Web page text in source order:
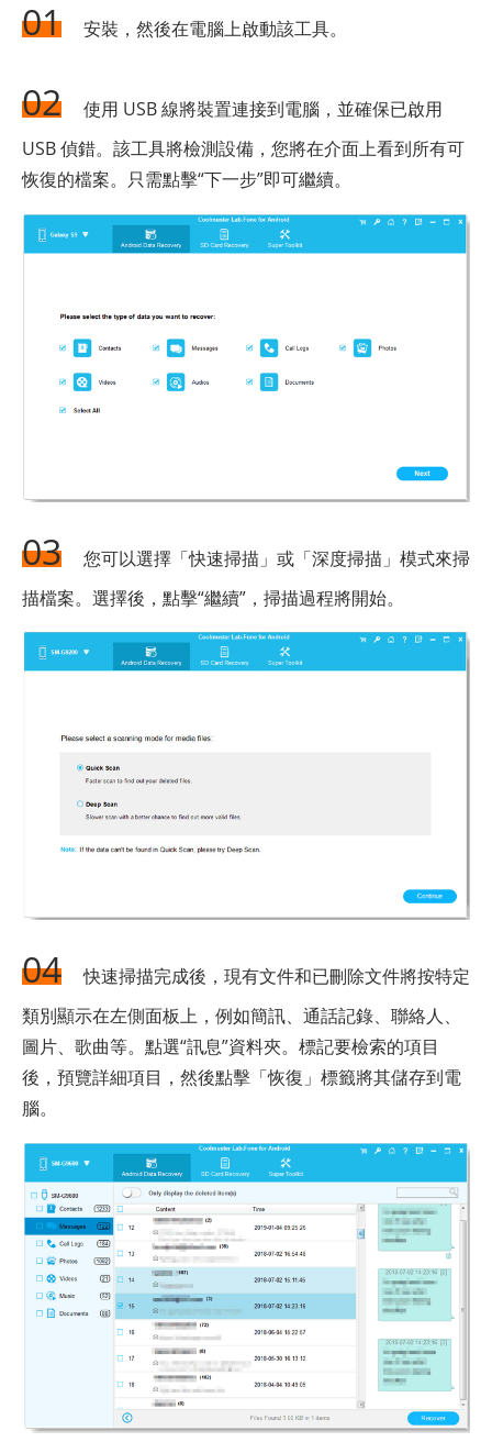
01 安裝，然後在電腦上啟動該工具。
02
使用 USB 線將裝置連接到電腦，並確保已啟用
USB 偵錯。該工具將檢測設備，您將在介面上看到所有可
恢復的檔案。只需點擊“下一步”即可繼續。
03
您可以選擇「快速掃描」或「深度掃描」模式來掃
描檔案。選擇後，點擊“繼續”，掃描過程將開始。
04
快速掃描完成後，現有文件和已刪除文件將按特定
類別顯示在左側面板上，例如簡訊、通話記錄、聯絡人、
圖片、歌曲等。點選“訊息”資料夾。標記要檢索的項目
後，預覽詳細項目，然後點擊「恢復」標籤將其儲存到電
腦。